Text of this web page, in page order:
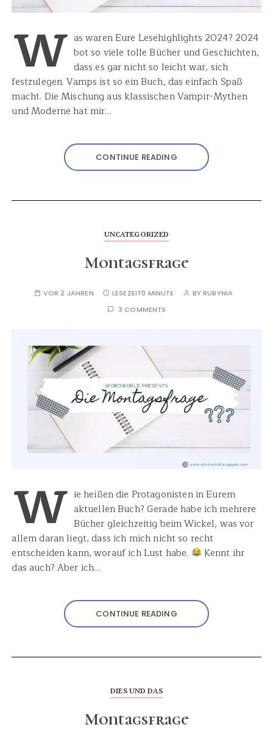
W as waren Eure Lesehighlights 2024? 2024
bot so viele tolle Bücher und Geschichten,
dass es gar nicht so leicht war, sich
festzulegen. Vamps ist so ein Buch, das einfach Spaß
macht. Die Mischung aus klassischen Vampir-Mythen
und Moderne hat mir…
CONTINUE READING
UNCATEGORIZED
Montagsfrage
VOR 2 JAHREN LESEZEIT0 MINUTE BYRUBYNIA
3 COMMENTS
W ie heißen die Protagonisten in Eurem
aktuellen Buch? Gerade habe ich mehrere
Bücher gleichzeitig beim Wickel, was vor
allem daran liegt, dass ich mich nicht so recht
entscheiden kann, worauf ich Lust habe.
Kennt ihr
das auch? Aber ich…
CONTINUE READING
DIES UND DAS
Montagsfrage